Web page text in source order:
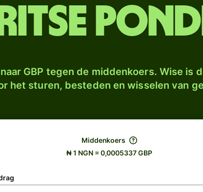
GBP tegen de middenkoers. Wise is
het sturen, besteden en wisselen van
Middenkoers
₦ 1 NGN = 0,0005337 GBP